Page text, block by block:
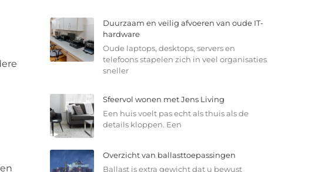
Duurzaam en veilig afvoeren van oude IT-
hardware
Oude laptops, desktops, servers en
telefoons stapelen zich in veel organisaties
sneller
Sfeervol wonen met Jens Living
Een huis voelt pas echt als thuis als de
details kloppen. Een
Overzicht van ballasttoepassingen
Ballast is extra gewicht dat u bewust